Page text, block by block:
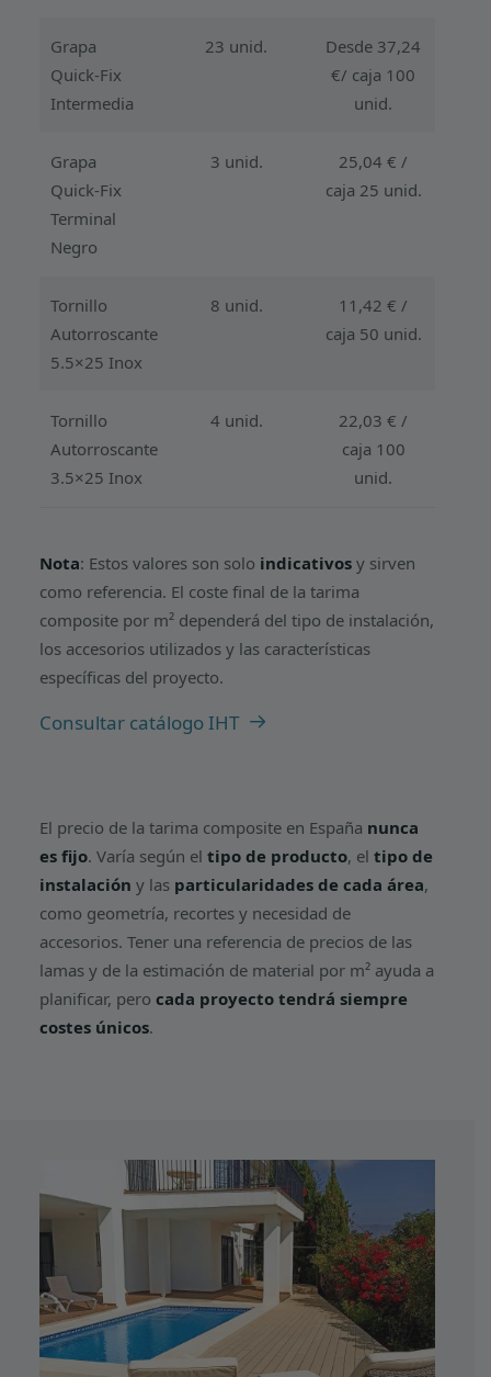
Grapa
Quick-Fix
Intermedia
23 unid.
Desde 37,24
€/ caja 100
unid.
Grapa
Quick-Fix
Terminal
Negro
3 unid.
25,04 € /
caja 25 unid.
Tornillo
Autorroscante
5.5×25 Inox
8 unid.
11,42 € /
caja 50 unid.
Tornillo
Autorroscante
3.5×25 Inox
4 unid.
22,03 € /
caja 100
unid.
Nota: Estos valores son solo indicativos y sirven
como referencia. El coste final de la tarima
composite por m² dependerá del tipo de instalación,
los accesorios utilizados y las características
específicas del proyecto.
Consultar catálogo IHT
El precio de la tarima composite en España nunca
es fijo. Varía según el tipo de producto, el tipo de
instalación y las particularidades de cada área,
como geometría, recortes y necesidad de
accesorios. Tener una referencia de precios de las
lamas y de la estimación de material por m² ayuda a
planificar, pero cada proyecto tendrá siempre
costes únicos.